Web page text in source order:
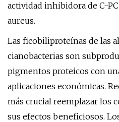
actividad inhibidora de C-
aureus.
Las ficobiliproteínas de las
cianobacterias son
pigmentos proteicos con
aplicaciones económicas.
más crucial reemplazar los
sus efectos beneficiosos.